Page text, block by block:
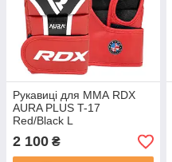
Рукавиці для ММА RDX
AURA PLUS T-17
Red/Black L
2 100 ₴